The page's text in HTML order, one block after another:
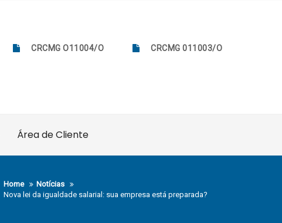
CRCMG O11004/O CRCMG 011003/O
Área de Cliente
Home
Notícias
Nova lei da igualdade salarial: sua empresa está preparada?